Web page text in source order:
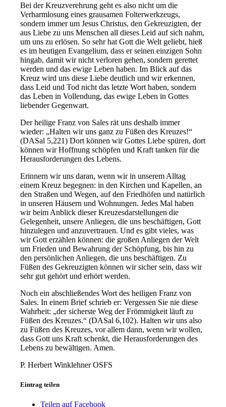
Bei der Kreuzverehrung geht es also nicht um die
Verharmlosung eines grausamen Folterwerkzeugs,
sondern immer um Jesus Christus, den Gekreuzigten, der
aus Liebe zu uns Menschen all dieses Leid auf sich nahm,
um uns zu erlösen. So sehr hat Gott die Welt geliebt, hieß
es im heutigen Evangelium, dass er seinen einzigen Sohn
hingab, damit wir nicht verloren gehen, sondern gerettet
werden und das ewige Leben haben. Im Blick auf das
Kreuz wird uns diese Liebe deutlich und wir erkennen,
dass Leid und Tod nicht das letzte Wort haben, sondern
das Leben in Vollendung, das ewige Leben in Gottes
liebender Gegenwart.
Der heilige Franz von Sales rät uns deshalb immer
wieder: „Halten wir uns ganz zu Füßen des Kreuzes!“
(DASal 5,221) Dort können wir Gottes Liebe spüren, dort
können wir Hoffnung schöpfen und Kraft tanken für die
Herausforderungen des Lebens.
Erinnern wir uns daran, wenn wir in unserem Alltag
einem Kreuz begegnen: in den Kirchen und Kapellen, an
den Straßen und Wegen, auf den Friedhöfen und natürlich
in unseren Häusern und Wohnungen. Jedes Mal haben
wir beim Anblick dieser Kreuzesdarstellungen die
Gelegenheit, unsere Anliegen, die uns beschäftigen, Gott
hinzulegen und anzuvertrauen. Und es gibt vieles, was
wir Gott erzählen können: die großen Anliegen der Welt
um Frieden und Bewahrung der Schöpfung, bis hin zu
den persönlichen Anliegen, die uns beschäftigen. Zu
Füßen des Gekreuzigten können wir sicher sein, dass wir
sehr gut gehört und erhört werden.
Noch ein abschließendes Wort des heiligen Franz von
Sales. In einem Brief schrieb er: Vergessen Sie nie diese
Wahrheit: „der sicherste Weg der Frömmigkeit läuft zu
Füßen des Kreuzes.“ (DASal 6,102). Halten wir uns also
zu Füßen des Kreuzes, vor allem dann, wenn wir wollen,
dass Gott uns Kraft schenkt, die Herausforderungen des
Lebens zu bewältigen. Amen.
P. Herbert Winklehner OSFS
Eintrag teilen
Teilen auf Facebook